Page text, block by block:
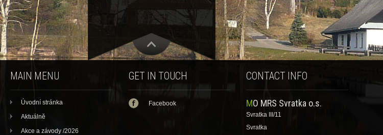
MAIN MENU
Úvodní stránka
Aktuálně
Akce a závody /2026
GET IN TOUCH
Facebook
CONTACT INFO
MO MRS Svratka o.s.
Svratka III/11
Svratka